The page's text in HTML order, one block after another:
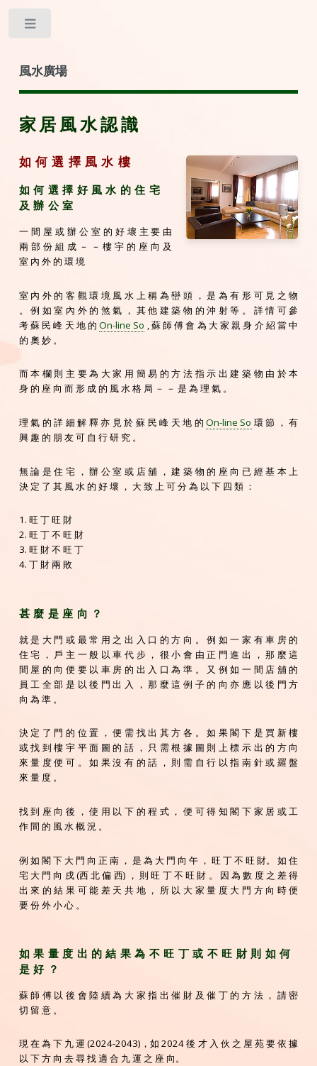
風水廣場
家居風水認識
如 何 選 擇 風 水 樓
如 何 選 擇 好 風 水 的 住 宅
及 辦 公 室
一 間 屋 或 辦 公 室 的 好 壞 主 要 由
兩 部 份 組 成 － － 樓 宇 的 座 向 及
室 內 外 的 環 境
室 內 外 的 客 觀 環 境 風 水 上 稱 為 巒 頭 ， 是 為 有 形 可 見 之 物
。 例 如 室 內 外 的 煞 氣 ， 其 他 建 築 物 的 沖 射 等 。 詳 情 可 參
考 蘇 民 峰 天 地 的On-line So , 蘇 師 傅 會 為 大 家 親 身 介 紹 當 中
的 奧 妙 。
而 本 欄 則 主 要 為 大 家 用 簡 易 的 方 法 指 示 出 建 築 物 由 於 本
身 的 座 向 而 形 成 的 風 水 格 局 － － 是 為 理 氣 。
理 氣 的 詳 細 解 釋 亦 見 於 蘇 民 峰 天 地 的On-line So 環 節 ， 有
興 趣 的 朋 友 可 自 行 研 究 。
無 論 是 住 宅 ， 辦 公 室 或 店 舖 ， 建 築 物 的 座 向 已 經 基 本 上
決 定 了 其 風 水 的 好 壞 ， 大 致 上 可 分 為 以 下 四 類 ：
1. 旺 丁 旺 財
2. 旺 丁 不 旺 財
3. 旺 財 不 旺 丁
4. 丁 財 兩 敗
甚 麼 是 座 向 ？
就 是 大 門 或 最 常 用 之 出 入 口 的 方 向 。 例 如 一 家 有 車 房 的
住 宅 ， 戶 主 一 般 以 車 代 步 ， 很 小 會 由 正 門 進 出 ， 那 麼 這
間 屋 的 向 便 要 以 車 房 的 出 入 口 為 準 。 又 例 如 一 間 店 舖 的
員 工 全 部 是 以 後 門 出 入 ， 那 麼 這 例 子 的 向 亦 應 以 後 門 方
向 為 準 。
決 定 了 門 的 位 置 ， 便 需 找 出 其 方 各 。 如 果 閣 下 是 買 新 樓
或 找 到 樓 宇 平 面 圖 的 話 ， 只 需 根 據 圖 則 上 標 示 出 的 方 向
來 量 度 便 可 。 如 果 沒 有 的 話 ， 則 需 自 行 以 指 南 針 或 羅 盤
來 量 度 。
找 到 座 向 後 ， 使 用 以 下 的 程 式 ， 便 可 得 知 閣 下 家 居 或 工
作 間 的 風 水 概 況 。
例 如 閣 下 大 門 向 正 南 ， 是 為 大 門 向 午 ， 旺 丁 不 旺 財。 如 住
宅 大 門 向 戌 (西 北 偏 西) ， 則 旺 丁 不 旺 財 。 因 為 數 度 之 差 得
出 來 的 結 果 可 能 差 天 共 地 ， 所 以 大 家 量 度 大 門 方 向 時 便
要 份 外 小 心 。
如 果 量 度 出 的 結 果 為 不 旺 丁 或 不 旺 財 則 如 何
是 好 ？
蘇 師 傅 以 後 會 陸 續 為 大 家 指 出 催 財 及 催 丁 的 方 法 ， 請 密
切 留 意 。
現 在 為 下 九 運 (2024-2043)，如 2024 後 才 入 伙 之 屋 苑 要 依 據
以 下 方 向 去 尋 找 適 合 九 運 之 座 向。